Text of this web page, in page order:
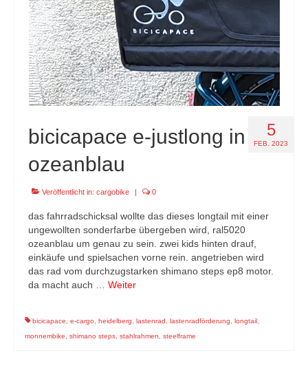
5
FEB. 2023
bicicapace e-justlong in
ozeanblau
Veröffentlicht in: cargobike | 0
das fahrradschicksal wollte das dieses longtail mit einer
ungewollten sonderfarbe übergeben wird, ral5020
ozeanblau um genau zu sein. zwei kids hinten drauf,
einkäufe und spielsachen vorne rein. angetrieben wird
das rad vom durchzugstarken shimano steps ep8 motor.
da macht auch … Weiter
bicicapace e-cargo heidelberg lastenrad lastenradförderung longtail
monnembike
shimano steps stahlrahmen steelframe